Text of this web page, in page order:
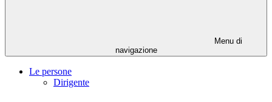
Menu di
navigazione
Le persone
Dirigente